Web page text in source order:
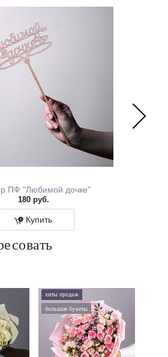
ПФ "Любимой дочке"
180 руб.
Купить
хиты продаж
большие букеты